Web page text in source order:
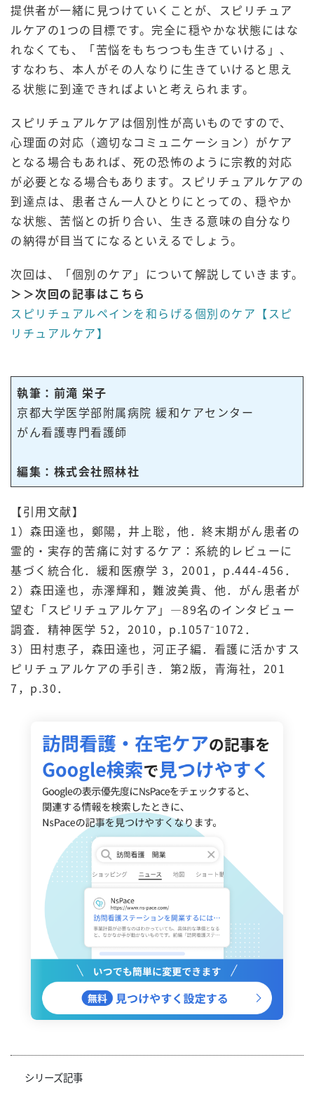
提供者が一緒に見つけていくことが、スピリチュア
ルケアの1つの目標です。完全に穏やかな状態にはな
れなくても、「苦悩をもちつつも生きていける」、
すなわち、本人がその人なりに生きていけると思え
る状態に到達できればよいと考えられます。
スピリチュアルケアは個別性が高いものですので、
心理面の対応（適切なコミュニケーション）がケア
となる場合もあれば、死の恐怖のように宗教的対応
が必要となる場合もあります。スピリチュアルケアの
到達点は、患者さん一人ひとりにとっての、穏やか
な状態、苦悩との折り合い、生きる意味の自分なり
の納得が目当てになるといえるでしょう。
次回は、「個別のケア」について解説していきます。
＞＞次回の記事はこちら
スピリチュアルペインを和らげる個別のケア【スピ
リチュアルケア】
執筆：前滝 栄子
京都大学医学部附属病院 緩和ケアセンター
がん看護専門看護師
編集：株式会社照林社
【引用文献】
1）森田達也，鄭陽，井上聡，他．終末期がん患者の
霊的・実存的苦痛に対するケア：系統的レビューに
基づく統合化．緩和医療学 3，2001，p.444-456．
2）森田達也，赤澤輝和，難波美貴、他．がん患者が
望む「スピリチュアルケア」―89名のインタビュー
調査．精神医学 52，2010，p.1057⁻1072．
3）田村恵子，森田達也，河正子編．看護に活かすス
ピリチュアルケアの手引き．第2版，青海社，201
7，p.30．
シリーズ記事